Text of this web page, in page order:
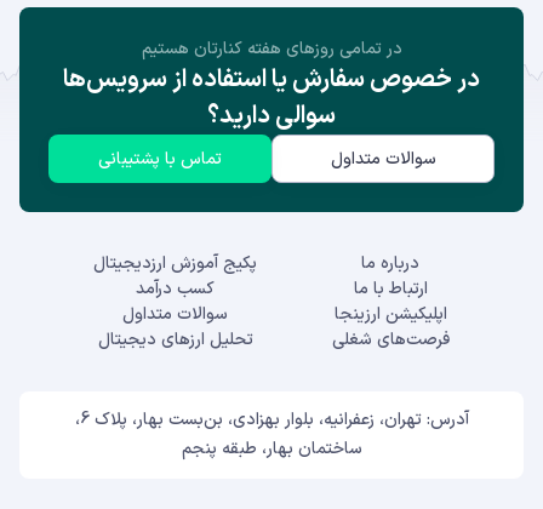
در تمامی روز‌های هفته کنارتان هستیم
در خصوص سفارش یا استفاده از سرویس‌ها
سوالی دارید؟
سوالات متداول تماس با پشتیبانی
درباره ما
ارتباط با ما
اپلیکیشن ارزینجا
فرصت‌های شغلی
پکیج آموزش ارزدیجیتال
کسب درآمد
سوالات متداول
تحلیل ارزهای دیجیتال
آدرس: تهران، زعفرانیه، بلوار بهزادی، بن‌بست بهار، پلاک 6،
ساختمان بهار، طبقه پنجم